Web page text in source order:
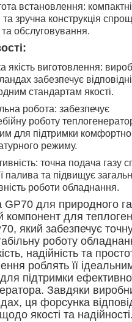
встановлення: компактні
та зручна конструкція
обслуговування.
якість виготовлення:
забезпечує
стандартам якості.
робота: забезпечує
роботу
для підтримки
режиму.
точна подача газу
палива та підвищує
роботи обладнання.
GP70 для природного
компонент для
який забезпечує
роботу
надійність та
роблять її
підтримки
Завдяки
ця форсунка
якості та надійності.